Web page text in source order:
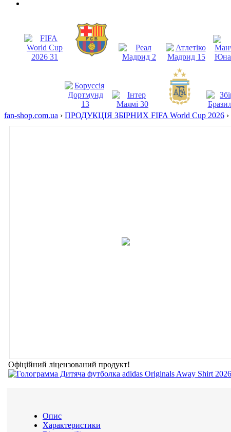
fan-shop.com.ua › ПРОДУКЦІЯ ЗБІРНИХ FIFA World Cup 2026 ›
Офіційний ліцензований продукт!
Опис
Характеристики